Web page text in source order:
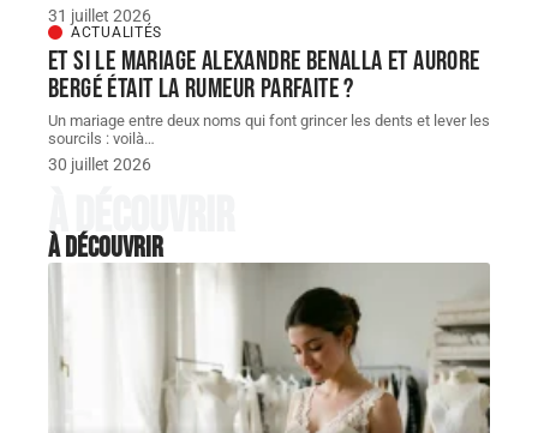
31 juillet 2026
ACTUALITÉS
Et si le Mariage Alexandre Benalla et Aurore
Bergé était la rumeur parfaite ?
Un mariage entre deux noms qui font grincer les dents et lever les
sourcils : voilà…
30 juillet 2026
À découvrir
À découvrir